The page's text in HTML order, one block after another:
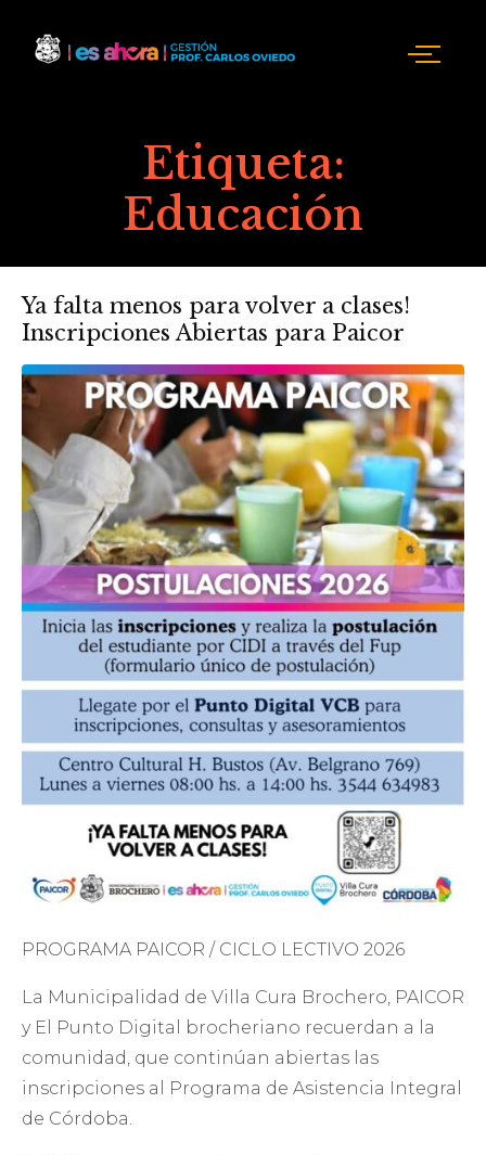
Etiqueta:
Educación
Ya falta menos para volver a clases!
Inscripciones Abiertas para Paicor
PROGRAMA PAICOR / CICLO LECTIVO 2026
La Municipalidad de Villa Cura Brochero, PAICOR
y El Punto Digital brocheriano recuerdan a la
comunidad, que continúan abiertas las
inscripciones al Programa de Asistencia Integral
de Córdoba.